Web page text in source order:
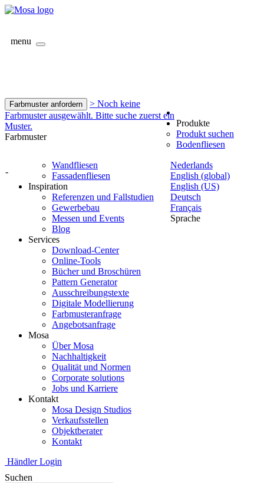
menu
Farbmuster anfordern
> Noch keine
Farbmuster ausgewählt. Bitte suche zuerst ein
Muster.
Farbmuster
-
Nederlands
English (global)
English (US)
Deutsch
Français
Sprache
Produkte
Produkt suchen
Bodenfliesen
Wandfliesen
Fassadenfliesen
Inspiration
Referenzen und Fallstudien
Gewerbebau
Messen und Events
Blog
Services
Download-Center
Online-Tools
Bücher und Broschüren
Pattern Generator
Ausschreibungstexte
Digitale Modellierung
Farbmusteranfrage
Angebotsanfrage
Mosa
Über Mosa
Nachhaltigkeit
Qualität und Normen
Corporate solutions
Jobs und Karriere
Kontakt
Mosa Design Studios
Verkaufsstellen
Objektberater
Kontakt
Händler Login
Suchen